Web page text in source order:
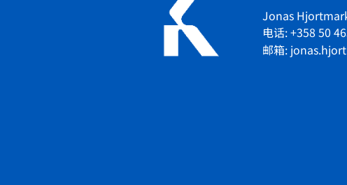
Jonas
电话: +358 50
邮箱: